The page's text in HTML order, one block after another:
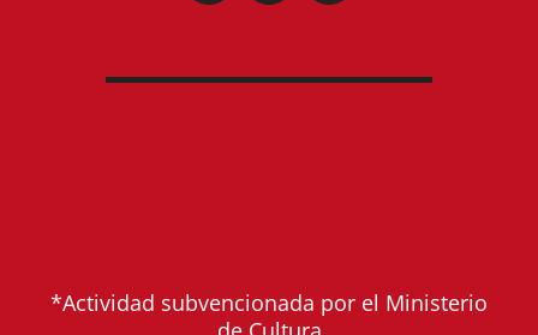
*Actividad subvencionada por el Ministerio